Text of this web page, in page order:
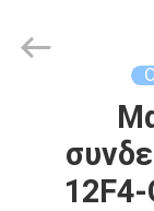
ΠΡΟΪΌΝΤΑ
Electronics